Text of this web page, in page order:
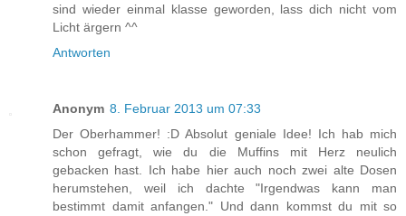
sind wieder einmal klasse geworden, lass dich nicht vom
Licht ärgern ^^
Antworten
Anonym 8. Februar 2013 um 07:33
Der Oberhammer! :D Absolut geniale Idee! Ich hab mich
schon gefragt, wie du die Muffins mit Herz neulich
gebacken hast. Ich habe hier auch noch zwei alte Dosen
herumstehen, weil ich dachte "Irgendwas kann man
bestimmt damit anfangen." Und dann kommst du mit so